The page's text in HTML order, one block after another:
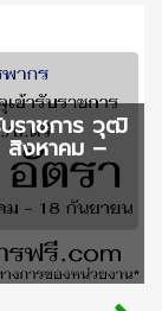
ราชการ วุฒิ
สิงหาคม –